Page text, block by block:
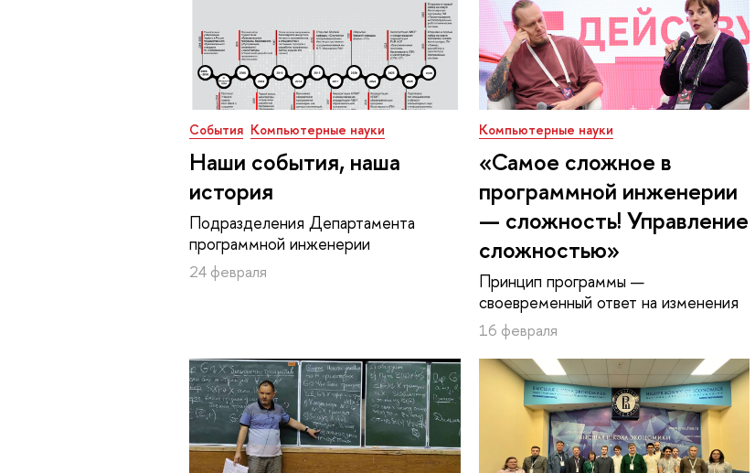
События Компьютерные науки
Наши события, наша
история
Подразделения Департамента
программной инженерии
24 февраля
Компьютерные науки
«Самое сложное в
программной инженерии
— сложность! Управление
сложностью»
Принцип программы —
своевременный ответ на изменения
16 февраля